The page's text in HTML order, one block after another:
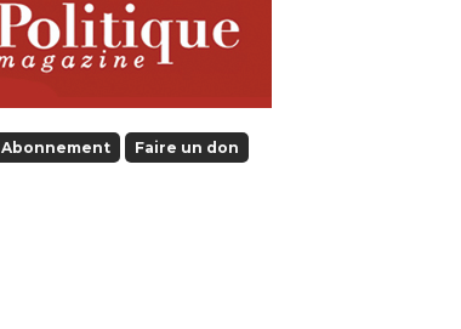
Abonnement Faire un don